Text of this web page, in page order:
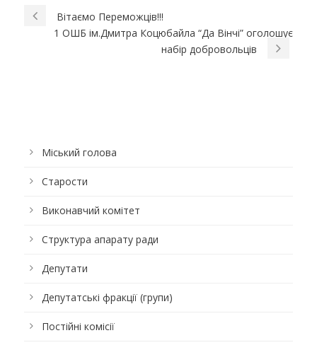
Вітаємо Переможців!!!
1 ОШБ ім.Дмитра Коцюбайла “Да Вінчі” оголошує
набір добровольців
Міський голова
Старости
Виконавчий комітет
Структура апарату ради
Депутати
Депутатські фракції (групи)
Постійні комісії